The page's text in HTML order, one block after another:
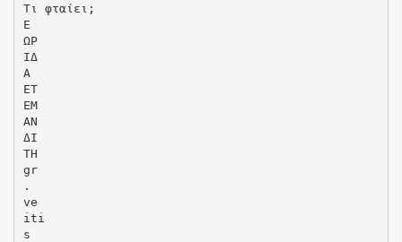
Τι φταίει;
Ε
ΩΡ
ΙΔ
Α
ΕΤ
ΕΜ
ΑΝ
ΔΙ
ΤΗ
gr
.
ve
iti
s